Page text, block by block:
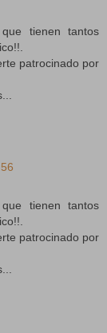
tienen tantos
patrocinado por
tienen tantos
patrocinado por